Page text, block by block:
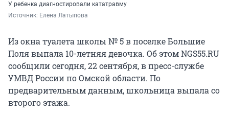
У ребенка диагностировали кататравму
Источник: Елена Латыпова
Из окна туалета школы № 5 в поселке Большие
Поля выпала 10-летняя девочка. Об этом NGS55.RU
сообщили сегодня, 22 сентября, в пресс-службе
УМВД России по Омской области. По
предварительным данным, школьница выпала со
второго этажа.